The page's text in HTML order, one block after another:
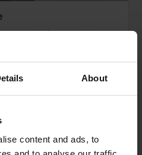
About
content and ads, to
angajaților noștri.